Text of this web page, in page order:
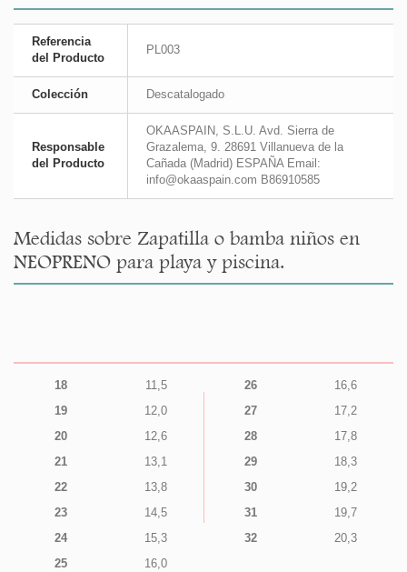
Referencia
del Producto
PL003
Colección Descatalogado
Responsable
del Producto
OKAASPAIN, S.L.U. Avd. Sierra de
Grazalema, 9. 28691 Villanueva de la
Cañada (Madrid) ESPAÑA Email:
info@okaaspain.com B86910585
Medidas sobre Zapatilla o bamba niños en
NEOPRENO para playa y piscina.
18
11,5
19
12,0
20
12,6
21
13,1
22
13,8
23
14,5
24
15,3
25
16,0
26
16,6
27
17,2
28
17,8
29
18,3
30
19,2
31
19,7
32
20,3